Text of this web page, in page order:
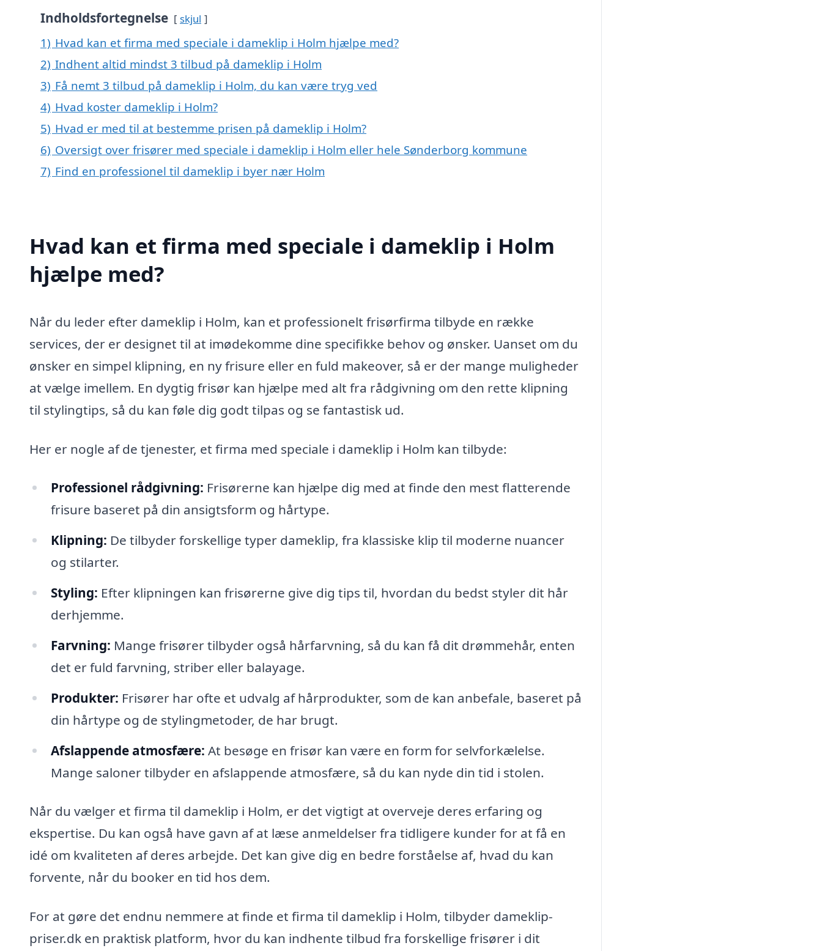
Indholdsfortegnelse skjul
1) Hvad kan et firma med speciale i dameklip i Holm hjælpe med?
2) Indhent altid mindst 3 tilbud på dameklip i Holm
3) Få nemt 3 tilbud på dameklip i Holm, du kan være tryg ved
4) Hvad koster dameklip i Holm?
5) Hvad er med til at bestemme prisen på dameklip i Holm?
6) Oversigt over frisører med speciale i dameklip i Holm eller hele Sønderborg kommune
7) Find en professionel til dameklip i byer nær Holm
Hvad kan et firma med speciale i dameklip i Holm
hjælpe med?
Når du leder efter dameklip i Holm, kan et professionelt frisørfirma tilbyde en række
services, der er designet til at imødekomme dine specifikke behov og ønsker. Uanset om du
ønsker en simpel klipning, en ny frisure eller en fuld makeover, så er der mange muligheder
at vælge imellem. En dygtig frisør kan hjælpe med alt fra rådgivning om den rette klipning
til stylingtips, så du kan føle dig godt tilpas og se fantastisk ud.
Her er nogle af de tjenester, et firma med speciale i dameklip i Holm kan tilbyde:
Professionel rådgivning: Frisørerne kan hjælpe dig med at finde den mest flatterende
frisure baseret på din ansigtsform og hårtype.
Klipning: De tilbyder forskellige typer dameklip, fra klassiske klip til moderne nuancer
og stilarter.
Styling: Efter klipningen kan frisørerne give dig tips til, hvordan du bedst styler dit hår
derhjemme.
Farvning: Mange frisører tilbyder også hårfarvning, så du kan få dit drømmehår, enten
det er fuld farvning, striber eller balayage.
Produkter: Frisører har ofte et udvalg af hårprodukter, som de kan anbefale, baseret på
din hårtype og de stylingmetoder, de har brugt.
Afslappende atmosfære: At besøge en frisør kan være en form for selvforkælelse.
Mange saloner tilbyder en afslappende atmosfære, så du kan nyde din tid i stolen.
Når du vælger et firma til dameklip i Holm, er det vigtigt at overveje deres erfaring og
ekspertise. Du kan også have gavn af at læse anmeldelser fra tidligere kunder for at få en
idé om kvaliteten af deres arbejde. Det kan give dig en bedre forståelse af, hvad du kan
forvente, når du booker en tid hos dem.
For at gøre det endnu nemmere at finde et firma til dameklip i Holm, tilbyder dameklip-
priser.dk en praktisk platform, hvor du kan indhente tilbud fra forskellige frisører i dit